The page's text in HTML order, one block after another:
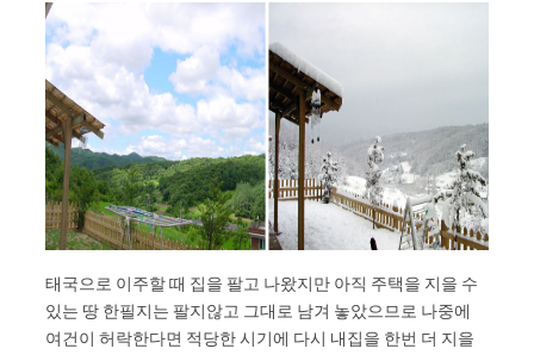
태국으로 이주할 때 집을 팔고 나왔지만 아직 주택을 지을 수
있는 땅 한필지는 팔지않고 그대로 남겨 놓았으므로 나중에
여건이 허락한다면 적당한 시기에 다시 내집을 한번 더 지을